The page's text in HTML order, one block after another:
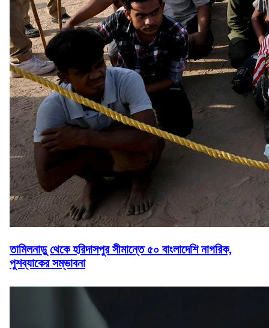
তামিলনাড়ু থেকে হরিদাসপুর সীমান্তে ৫০ বাংলাদেশি নাগরিক,
পুশব্যাকের সম্ভাবনা